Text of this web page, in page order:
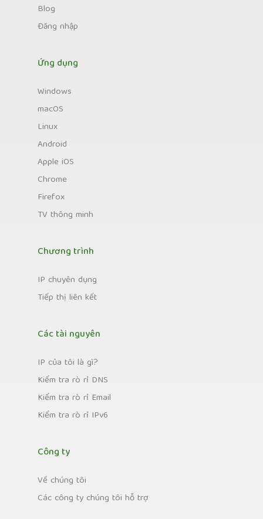
Blog
Đăng nhập
Ứng dụng
Windows
macOS
Linux
Android
Apple iOS
Chrome
Firefox
TV thông minh
Chương trình
IP chuyên dụng
Tiếp thị liên kết
Các tài nguyên
IP của tôi là gì?
Kiểm tra rò rỉ DNS
Kiểm tra rò rỉ Email
Kiểm tra rò rỉ IPv6
Công ty
Về chúng tôi
Các công ty chúng tôi hỗ trợ